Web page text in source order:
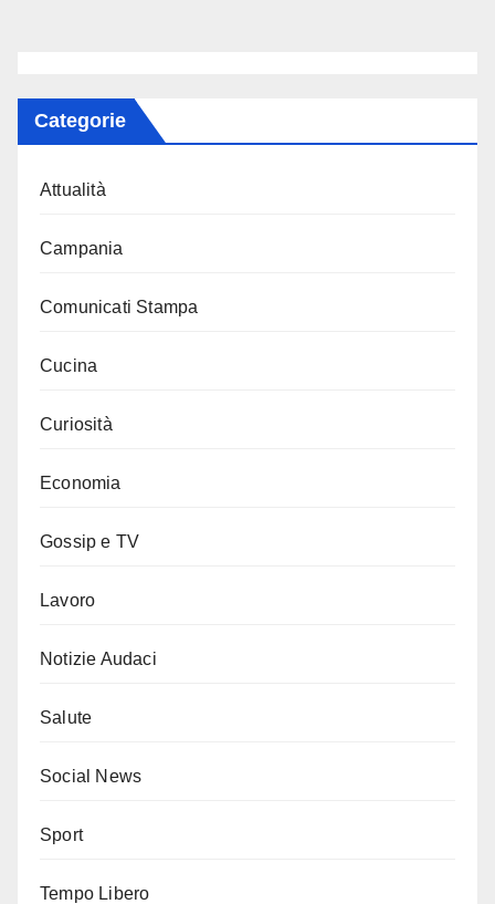
Categorie
Attualità
Campania
Comunicati Stampa
Cucina
Curiosità
Economia
Gossip e TV
Lavoro
Notizie Audaci
Salute
Social News
Sport
Tempo Libero